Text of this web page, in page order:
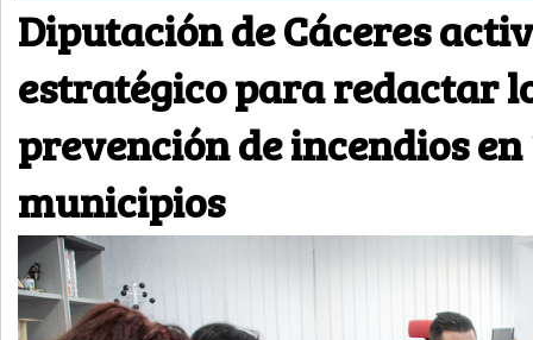
Diputación de Cáceres
estratégico para redactar
prevención de incendios en
municipios